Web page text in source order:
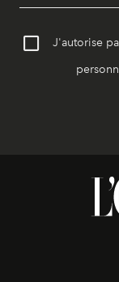
J'autorise